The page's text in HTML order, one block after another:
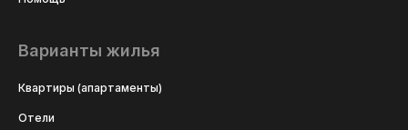
Варианты жилья
Квартиры (апартаменты)
Отели